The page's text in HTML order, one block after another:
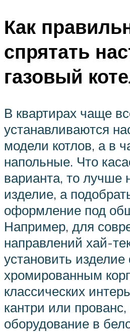
Как
спрятать
газовый
В квартирах чаще
устанавливаются
модели котлов, а в
напольные. Что
варианта, то лучше
изделие, а
оформление под
Например, для
направлений хай-
установить изделие
хромированным
классических
кантри или
оборудование в